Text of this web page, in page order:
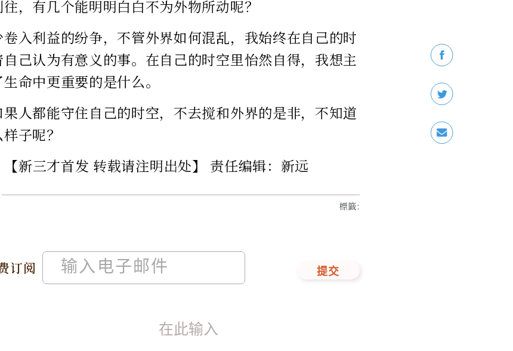
，有几个能明明白白不为外物所动呢？
入利益的纷争，不管外界如何混乱，我始终在自己的时
己认为有意义的事。在自己的时空里怡然自得，我想主
命中更重要的是什么。
人都能守住自己的时空，不去搅和外界的是非，不知道
子呢？
新三才首发 转载请注明出处】 责任编辑：新远
订阅 提交
標籤: